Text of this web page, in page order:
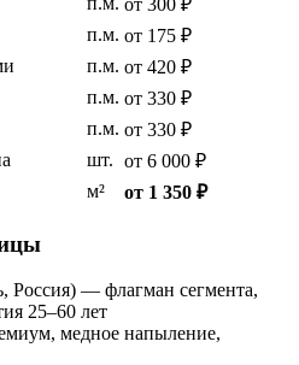
от 300 ₽
п.м. от 175 ₽
п.м. от 420 ₽
п.м. от 330 ₽
п.м. от 330 ₽
шт. от 6 000 ₽
м² от 1 350 ₽
Россия) — флагман сегмента,
25–60 лет
медное напыление,